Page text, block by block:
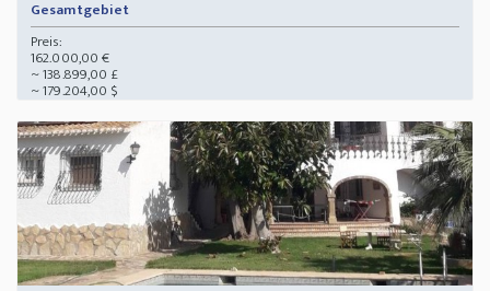
Gesamtgebiet
Preis:
162.000,00 €
~ 138.899,00 £
~ 179.204,00 $